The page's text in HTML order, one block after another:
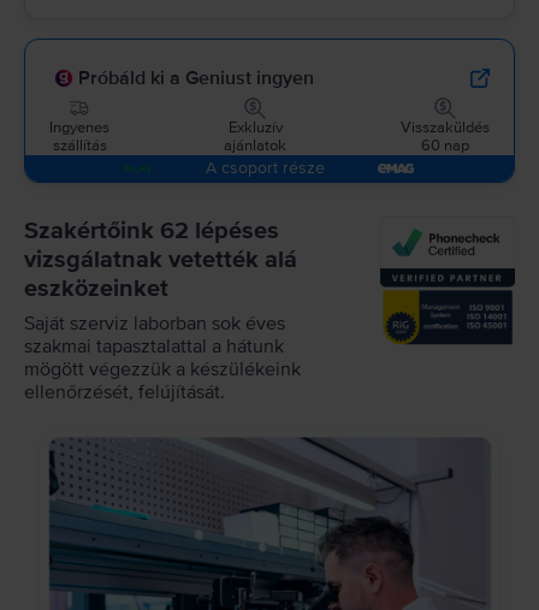
Próbáld ki a Geniust ingyen
Ingyenes
szállítás
Exkluzív
ajánlatok
Visszaküldés
60 nap
A csoport része
Szakértőink 62 lépéses
vizsgálatnak vetették alá
eszközeinket
Saját szerviz laborban sok éves
szakmai tapasztalattal a hátunk
mögött végezzük a készülékeink
ellenőrzését, felújítását.